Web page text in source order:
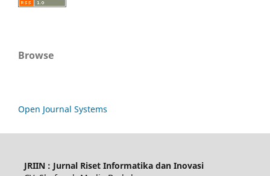
Browse
Open Journal Systems
JRIIN : Jurnal Riset Informatika dan Inovasi